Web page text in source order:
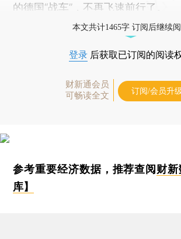
的德国“战车”，不再飞速前行了。
本文共计1465字 订阅后继续
登录 后获取已订阅的阅读
财新通会员
可畅读全文
订阅/会员升
参考重要经济数据，推荐查阅 财
库】